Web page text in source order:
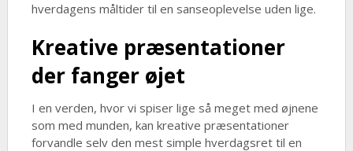
hverdagens måltider til en sanseoplevelse uden lige.
Kreative præsentationer
der fanger øjet
I en verden, hvor vi spiser lige så meget med øjnene
som med munden, kan kreative præsentationer
forvandle selv den mest simple hverdagsret til en